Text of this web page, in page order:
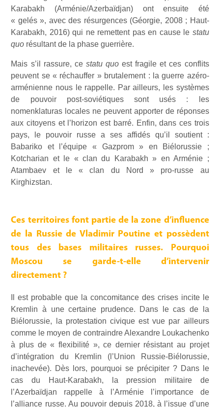
Karabakh (Arménie/Azerbaïdjan) ont ensuite été
« gelés », avec des résurgences (Géorgie, 2008 ; Haut-
Karabakh, 2016) qui ne remettent pas en cause le statu
quo résultant de la phase guerrière.
Mais s’il rassure, ce statu quo est fragile et ces conflits
peuvent se « réchauffer » brutalement : la guerre azéro-
arménienne nous le rappelle. Par ailleurs, les systèmes
de pouvoir post-soviétiques sont usés : les
nomenklaturas locales ne peuvent apporter de réponses
aux citoyens et l’horizon est barré. Enfin, dans ces trois
pays, le pouvoir russe a ses affidés qu’il soutient :
Babariko et l’équipe « Gazprom » en Biélorussie ;
Kotcharian et le « clan du Karabakh » en Arménie ;
Atambaev et le « clan du Nord » pro-russe au
Kirghizstan.
Ces territoires font partie de la zone d’influence
de la Russie de Vladimir Poutine et possèdent
tous des bases militaires russes. Pourquoi
Moscou se garde-t-elle d’intervenir
directement ?
Il est probable que la concomitance des crises incite le
Kremlin à une certaine prudence. Dans le cas de la
Biélorussie, la protestation civique est vue par ailleurs
comme le moyen de contraindre Alexandre Loukachenko
à plus de « flexibilité », ce dernier résistant au projet
d’intégration du Kremlin (l’Union Russie-Biélorussie,
inachevée). Dès lors, pourquoi se précipiter ? Dans le
cas du Haut-Karabakh, la pression militaire de
l’Azerbaïdjan rappelle à l’Arménie l’importance de
l’alliance russe. Au pouvoir depuis 2018, à l’issue d’une